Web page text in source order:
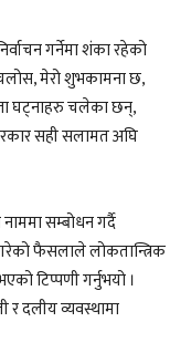
गर्नेमा शंका रहेको
मेरो शुभकामना छ,
घट्नाहरु चलेका छन्,
सही सलामत अघि
सम्बोधन गर्दै
गरेको फैसलाले लोकतान्त्रिक
टिप्पणी गर्नुभयो ।
दलीय व्यवस्थामा